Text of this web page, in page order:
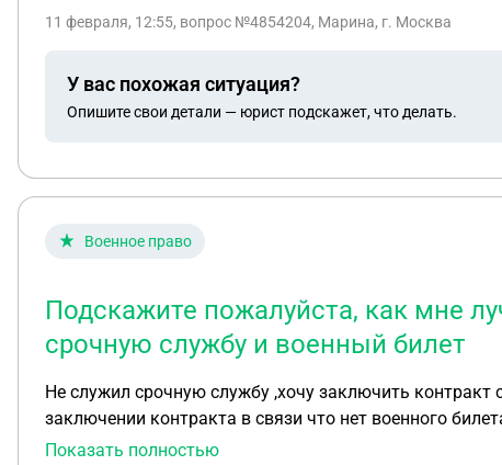
сказали , что дело передадут в следственный
11 февраля, 12:55, вопрос №4854204, Марина, г. Москва
У вас похожая ситуация?
Опишите свои детали — юрист подскажет, что делать.
Военное право
Подскажите пожалуйста, как мне
срочную службу и военный билет
Не служил срочную службу ,хочу заключить
заключении контракта в связи что нет военного
пожалуйста , как мне лучше сделать ,чтобы попасть
Показать полностью